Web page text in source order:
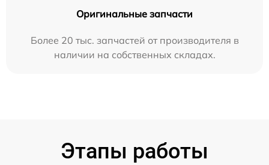
Оригинальные запчасти
Более 20 тыс. запчастей от производителя в
наличии на собственных складах.
Этапы работы